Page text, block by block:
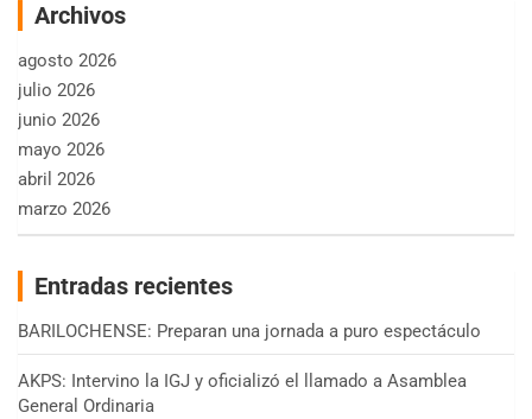
Archivos
agosto 2026
julio 2026
junio 2026
mayo 2026
abril 2026
marzo 2026
Entradas recientes
BARILOCHENSE: Preparan una jornada a puro espectáculo
AKPS: Intervino la IGJ y oficializó el llamado a Asamblea
General Ordinaria